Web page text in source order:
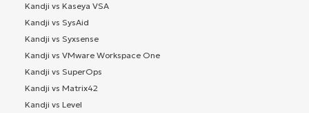
Kandji vs Kaseya VSA
Kandji vs SysAid
Kandji vs Syxsense
Kandji vs VMware Workspace One
Kandji vs SuperOps
Kandji vs Matrix42
Kandji vs Level